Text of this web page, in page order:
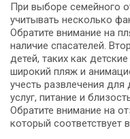
При выборе семейного
учитывать несколько
Обратите внимание на
наличие спасателей.
детей, таких как
широкий пляж и
учесть развлечения
услуг, питание и
Обратите внимание на
который